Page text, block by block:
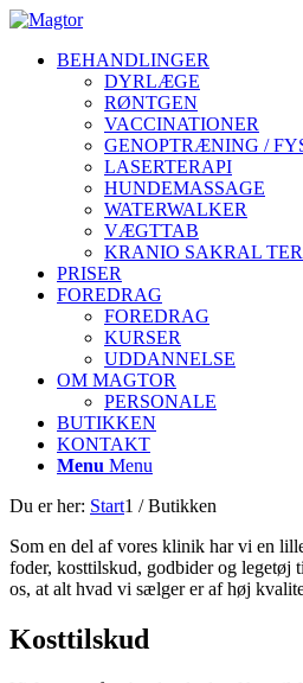
BEHANDLINGER
DYRLÆGE
RØNTGEN
VACCINATIONER
GENOPTRÆNING /
LASERTERAPI
HUNDEMASSAGE
WATERWALKER
VÆGTTAB
KRANIO SAKRAL
PRISER
FOREDRAG
FOREDRAG
KURSER
UDDANNELSE
OM MAGTOR
PERSONALE
BUTIKKEN
KONTAKT
Menu Menu
Du er her: Start1 / Butikken
Som en del af vores klinik har vi en
foder, kosttilskud, godbider og
os, at alt hvad vi sælger er af høj
Kosttilskud